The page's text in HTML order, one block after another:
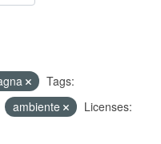
Tags:
ambiente
Licenses: